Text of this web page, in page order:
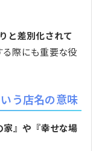
と差別化されて
際にも重要な役
う店名の意味
家』や『幸せな場